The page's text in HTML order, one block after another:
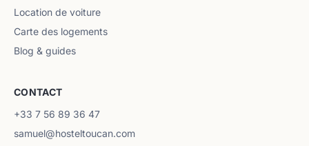
Location de voiture
Carte des logements
Blog & guides
CONTACT
+33 7 56 89 36 47
samuel@hosteltoucan.com